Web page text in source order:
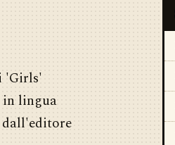
'Girls'
in lingua